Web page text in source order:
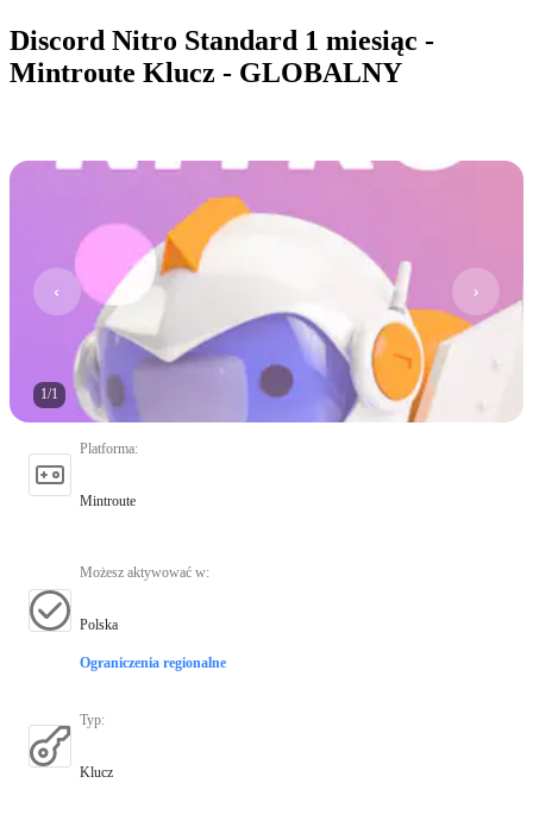
Discord Nitro Standard 1 miesiąc -
Mintroute Klucz - GLOBALNY
1/1
Platforma:
Mintroute
Możesz aktywować w:
Polska
Ograniczenia regionalne
Typ:
Klucz